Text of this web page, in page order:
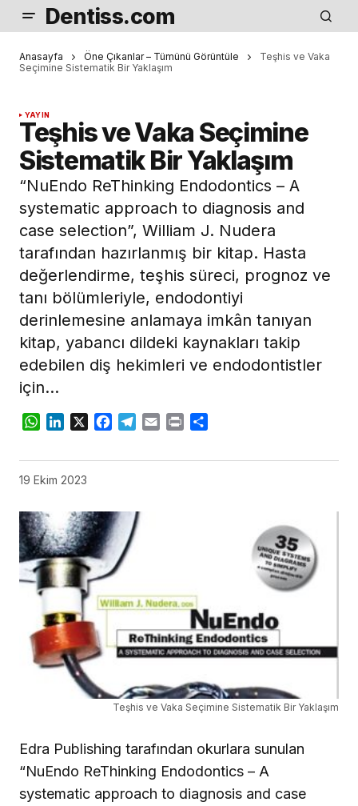
Dentiss.com
Anasayfa Öne Çıkanlar – Tümünü Görüntüle
Teşhis ve Vaka
Seçimine Sistematik Bir Yaklaşım
YAYIN
Teşhis ve Vaka Seçimine
Sistematik Bir Yaklaşım
“NuEndo ReThinking Endodontics – A
systematic approach to diagnosis and
case selection”, William J. Nudera
tarafından hazırlanmış bir kitap. Hasta
değerlendirme, teşhis süreci, prognoz ve
tanı bölümleriyle, endodontiyi
derinlemesine anlamaya imkân tanıyan
kitap, yabancı dildeki kaynakları takip
edebilen diş hekimleri ve endodontistler
için…
WhatsApp
LinkedIn
X Facebook
Telegram
Email Print
19 Ekim 2023
Teşhis ve Vaka Seçimine Sistematik Bir Yaklaşım
Edra Publishing tarafından okurlara sunulan
“NuEndo ReThinking Endodontics – A
systematic approach to diagnosis and case